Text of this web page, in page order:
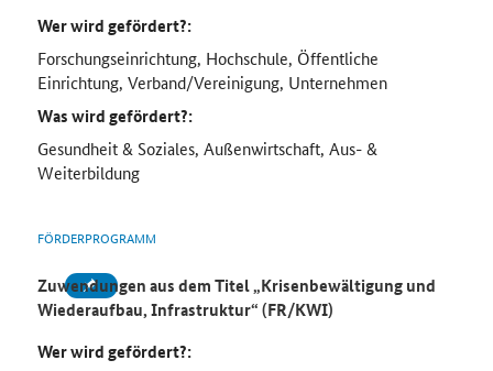
Wer wird gefördert?:
Forschungseinrichtung, Hochschule, Öffentliche
Einrichtung, Verband/Vereinigung, Unternehmen
Was wird gefördert?:
Gesundheit & Soziales, Außenwirtschaft, Aus- &
Weiterbildung
FÖRDERPROGRAMM
Zuwendungen aus dem Titel „Krisenbewältigung und
Wiederaufbau, Infrastruktur“ (FR/KWI)
Wer wird gefördert?: